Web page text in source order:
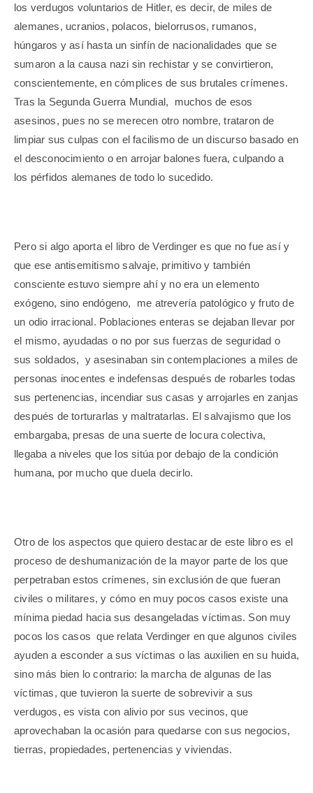
los verdugos voluntarios de Hitler, es decir, de miles de
alemanes, ucranios, polacos, bielorrusos, rumanos,
húngaros y así hasta un sinfín de nacionalidades que se
sumaron a la causa nazi sin rechistar y se convirtieron,
conscientemente, en cómplices de sus brutales crímenes.
Tras la Segunda Guerra Mundial, muchos de esos
asesinos, pues no se merecen otro nombre, trataron de
limpiar sus culpas con el facilismo de un discurso basado en
el desconocimiento o en arrojar balones fuera, culpando a
los pérfidos alemanes de todo lo sucedido.
Pero si algo aporta el libro de Verdinger es que no fue así y
que ese antisemitismo salvaje, primitivo y también
consciente estuvo siempre ahí y no era un elemento
exógeno, sino endógeno, me atrevería patológico y fruto de
un odio irracional. Poblaciones enteras se dejaban llevar por
el mismo, ayudadas o no por sus fuerzas de seguridad o
sus soldados, y asesinaban sin contemplaciones a miles de
personas inocentes e indefensas después de robarles todas
sus pertenencias, incendiar sus casas y arrojarles en zanjas
después de torturarlas y maltratarlas. El salvajismo que los
embargaba, presas de una suerte de locura colectiva,
llegaba a niveles que los sitúa por debajo de la condición
humana, por mucho que duela decirlo.
Otro de los aspectos que quiero destacar de este libro es el
proceso de deshumanización de la mayor parte de los que
perpetraban estos crímenes, sin exclusión de que fueran
civiles o militares, y cómo en muy pocos casos existe una
mínima piedad hacia sus desangeladas víctimas. Son muy
pocos los casos que relata Verdinger en que algunos civiles
ayuden a esconder a sus víctimas o las auxilien en su huida,
sino más bien lo contrario: la marcha de algunas de las
víctimas, que tuvieron la suerte de sobrevivir a sus
verdugos, es vista con alivio por sus vecinos, que
aprovechaban la ocasión para quedarse con sus negocios,
tierras, propiedades, pertenencias y viviendas.